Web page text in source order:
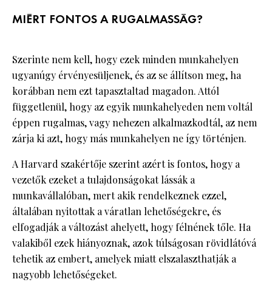
MIÉRT FONTOS A RUGALMASSÁG?
Szerinte nem kell, hogy ezek minden munkahelyen
ugyanúgy érvényesüljenek, és az se állítson meg, ha
korábban nem ezt tapasztaltad magadon. Attól
függetlenül, hogy az egyik munkahelyeden nem voltál
éppen rugalmas, vagy nehezen alkalmazkodtál, az nem
zárja ki azt, hogy más munkahelyen ne így történjen.
A Harvard szakértője szerint azért is fontos, hogy a
vezetők ezeket a tulajdonságokat lássák a
munkavállalóban, mert akik rendelkeznek ezzel,
általában nyitottak a váratlan lehetőségekre, és
elfogadják a változást ahelyett, hogy félnének tőle. Ha
valakiből ezek hiányoznak, azok túlságosan rövidlátóvá
tehetik az embert, amelyek miatt elszalaszthatják a
nagyobb lehetőségeket.